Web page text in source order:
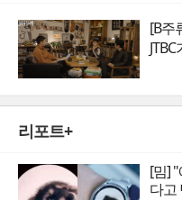
[B주
리포트+
[밈]
다고